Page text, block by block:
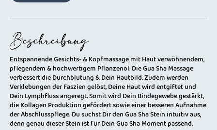
i
Beschreibung
Entspannende Gesichts- & Kopfmassage mit Haut verwöhnendem,
pflegendem & hochwertigem Pflanzenöl. Die Gua Sha Massage
verbessert die Durchblutung & Dein Hautbild. Zudem werden
Verklebungen der Faszien gelöst, Deine Haut wird entgiftet und
Dein Lymphfluss angeregt. Somit wird Dein Bindegewebe gestärkt,
die Kollagen Produktion gefördert sowie einer besseren Aufnahme
der Abschlusspflege. Du suchst Dir den Gua Sha Stein intuitiv aus,
denn genau dieser Stein ist für Dein Gua Sha Moment passend.